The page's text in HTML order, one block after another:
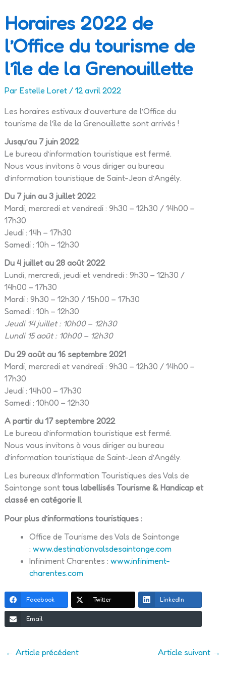
Horaires 2022 de
l’Office du tourisme de
l’île de la Grenouillette
Par Estelle Loret /12 avril 2022
Les horaires estivaux d’ouverture de l’Office du
tourisme de l’île de la Grenouillette sont arrivés !
Jusqu’au 7 juin 2022
Le bureau d’information touristique est fermé.
Nous vous invitons à vous diriger au bureau
d’information touristique de Saint-Jean d’Angély.
Du 7 juin au 3 juillet 2022
Mardi, mercredi et vendredi : 9h30 – 12h30 / 14h00 –
17h30
Jeudi : 14h – 17h30
Samedi : 10h – 12h30
Du 4 juillet au 28 août 2022
Lundi, mercredi, jeudi et vendredi : 9h30 – 12h30 /
14h00 – 17h30
Mardi : 9h30 – 12h30 / 15h00 – 17h30
Samedi : 10h – 12h30
Jeudi 14 juillet : 10h00 – 12h30
Lundi 15 août : 10h00 – 12h30
Du 29 août au 16 septembre 2021
Mardi, mercredi et vendredi : 9h30 – 12h30 / 14h00 –
17h30
Jeudi : 14h00 – 17h30
Samedi : 10h00 – 12h30
A partir du 17 septembre 2022
Le bureau d’information touristique est fermé.
Nous vous invitons à vous diriger au bureau
d’information touristique de Saint-Jean d’Angély.
Les bureaux d’Information Touristiques des Vals de
Saintonge sont tous labellisés Tourisme & Handicap et
classé en catégorie II.
Pour plus d’informations touristiques :
Office de Tourisme des Vals de Saintonge
:www.destinationvalsdesaintonge.com
Infiniment Charentes :www.infiniment-
charentes.com
Facebook Twitter LinkedIn
Email
← Article précédent Article suivant →